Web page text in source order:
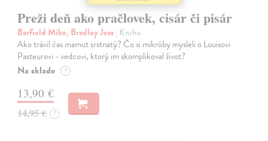
Preži deň ako pračlovek, cisár či pisár
Barfield Mike, Bradley Jess| Kniha
Ako trávil čas mamut srstnatý? Čo si mikróby mysleli o Louisovi
Pasteurovi - vedcovi, ktorý im skomplikoval život?
Na sklade ?
13,90 €
14,95 € ?